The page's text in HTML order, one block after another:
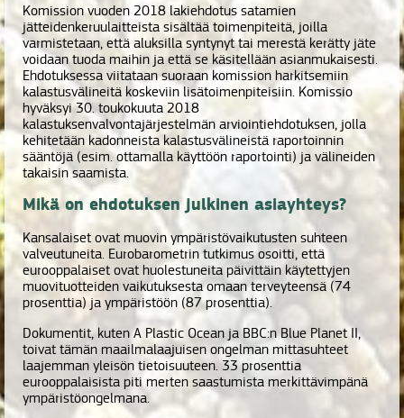
Komission vuoden 2018 lakiehdotus satamien
jätteidenkeruulaitteista sisältää toimenpiteitä, joilla
varmistetaan, että aluksilla syntynyt tai merestä kerätty jäte
voidaan tuoda maihin ja että se käsitellään asianmukaisesti.
Ehdotuksessa viitataan suoraan komission harkitsemiin
kalastusvälineitä koskeviin lisätoimenpiteisiin. Komissio
hyväksyi 30. toukokuuta 2018
kalastuksenvalvontajärjestelmän arviointiehdotuksen, jolla
kehitetään kadonneista kalastusvälineistä raportoinnin
sääntöjä (esim. ottamalla käyttöön raportointi) ja välineiden
takaisin saamista.
Mikä on ehdotuksen julkinen asiayhteys?
Kansalaiset ovat muovin ympäristövaikutusten suhteen
valveutuneita. Eurobarometrin tutkimus osoitti, että
eurooppalaiset ovat huolestuneita päivittäin käytettyjen
muovituotteiden vaikutuksesta omaan terveyteensä (74
prosenttia) ja ympäristöön (87 prosenttia).
Dokumentit, kuten A Plastic Ocean ja BBC:n Blue Planet II,
toivat tämän maailmalaajuisen ongelman mittasuhteet
laajemman yleisön tietoisuuteen. 33 prosenttia
eurooppalaisista piti merten saastumista merkittävimpänä
ympäristöongelmana.